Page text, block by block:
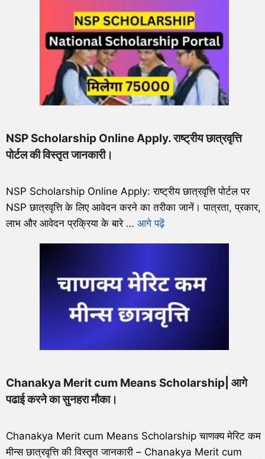
NSP Scholarship Online Apply. राष्ट्रीय छात्रवृत्ति
पोर्टल की विस्तृत जानकारी।
NSP Scholarship Online Apply: राष्ट्रीय छात्रवृत्ति पोर्टल पर
NSP छात्रवृत्ति के लिए आवेदन करने का तरीका जानें। पात्रता, प्रकार,
लाभ और आवेदन प्रक्रिया के बारे … आगे पढ़ें
Chanakya Merit cum Means Scholarship| आगे
पढाई करने का सुनहरा मौका।
Chanakya Merit cum Means Scholarship चाणक्य मेरिट कम
मीन्स छात्रवृत्ति की विस्तृत जानकारी – Chanakya Merit cum